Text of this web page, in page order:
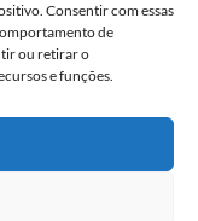
Consentir com essas
de
ou retirar o
e funções.